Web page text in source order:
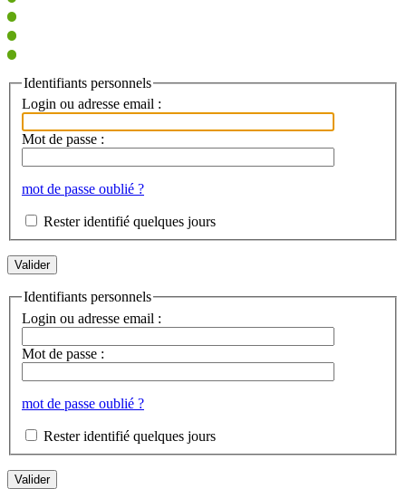
Identifiants personnels
Login ou adresse email :
Mot de passe :
mot de passe oublié ?
Rester identifié quelques jours
Identifiants personnels
Login ou adresse email :
Mot de passe :
mot de passe oublié ?
Rester identifié quelques jours